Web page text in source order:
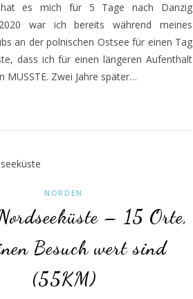
es mich für 5 Tage nach Danzig
war ich bereits während meines
an der polnischen Ostsee für einen Tag
dass ich für einen längeren Aufenthalt
MUSSTE. Zwei Jahre später…
NORDEN
– 15 Orte,
Besuch wert sind
(55KM)